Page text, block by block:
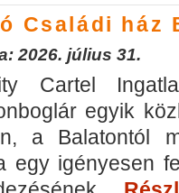
Családi ház
2026. július 31.
Cartel
egyik
a Balatontól
egy igényesen